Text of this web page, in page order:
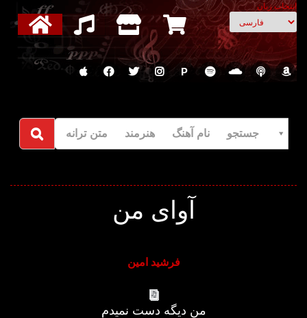
انتخاب زبان
P
جستجو نام آهنگ هنرمند متن ترانه
آوای من
فرشید امین
من دیگه دست نمیدم